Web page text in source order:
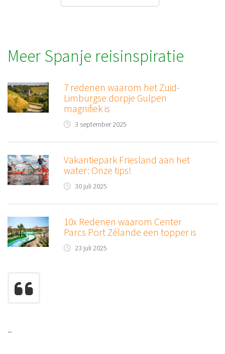
Meer Spanje reisinspiratie
7 redenen waarom het Zuid-
Limburgse dorpje Gulpen
magnifiek is
3 september 2025
Vakantiepark Friesland aan het
water: Onze tips!
30 juli 2025
10x Redenen waarom Center
Parcs Port Zélande een topper is
23 juli 2025
–